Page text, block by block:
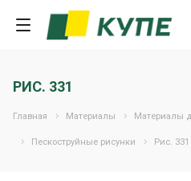
РИС. 331
Главная Материалы Материалы
Пескоструйные рисунки Рис. 331